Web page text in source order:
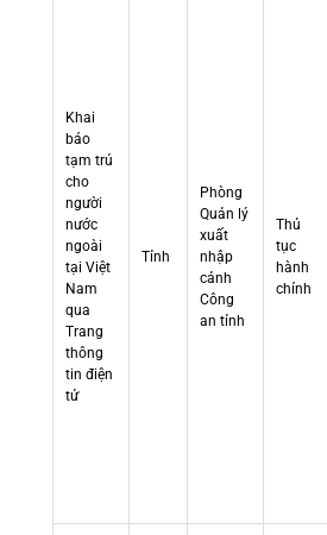
Khai
báo
tạm trú
cho
người
nước
ngoài
tại Việt
Nam
qua
Trang
thông
tin điện
tử
Tỉnh
Phòng
Quản lý
xuất
nhập
cảnh
Công
an tỉnh
Thủ
tục
hành
chính